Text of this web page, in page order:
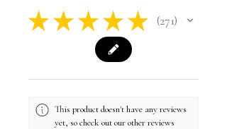
★ ★ ★ ★ ★ 271
271
This product doesn't have any reviews
yet, so check out our other reviews